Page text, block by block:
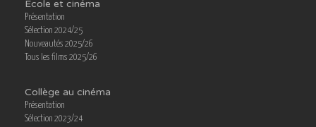
École et cinéma
Présentation
Sélection 2024/25
Nouveautés 2025/26
Tous les films 2025/26
Collège au cinéma
Présentation
Sélection 2023/24